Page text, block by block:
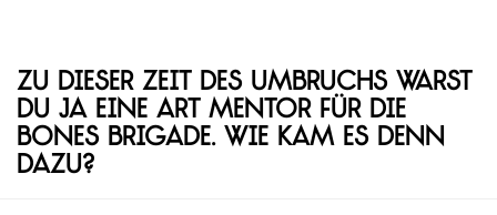
Zu dieser Zeit des Umbruchs warst
du ja eine Art Mentor für die
Bones Brigade. Wie kam es denn
dazu?